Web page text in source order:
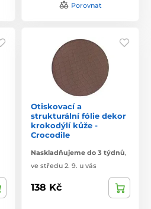
Porovnat
Otiskovací a
strukturální fólie dekor
krokodýlí kůže -
Crocodile
Naskladňujeme do 3 týdnů,
ve středu 2. 9. u vás
138 Kč